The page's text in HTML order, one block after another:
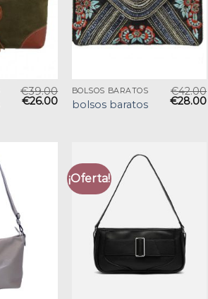
€39.00
€26.00
BOLSOS BARATOS
bolsos baratos
€42.00
€28.00
¡Oferta!